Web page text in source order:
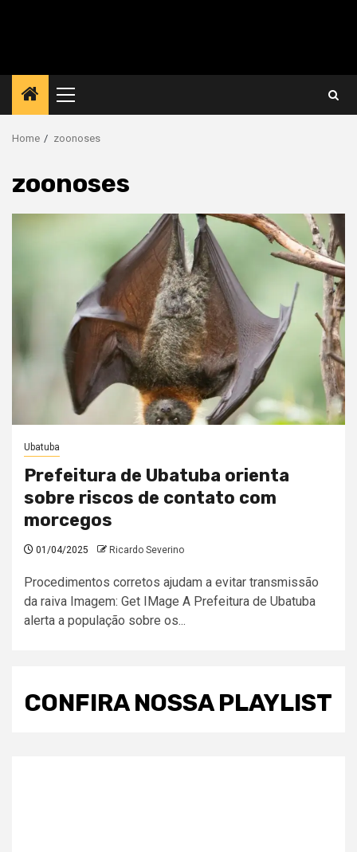
Primary
Menu
Home zoonoses
zoonoses
Ubatuba
Prefeitura de Ubatuba orienta
sobre riscos de contato com
morcegos
01/04/2025 Ricardo Severino
Procedimentos corretos ajudam a evitar transmissão
da raiva Imagem: Get IMage A Prefeitura de Ubatuba
alerta a população sobre os...
CONFIRA NOSSA PLAYLIST